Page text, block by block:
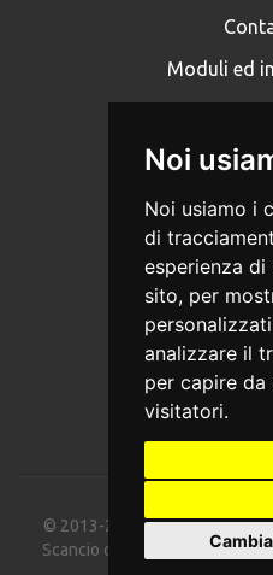
Noi
Noi usiamo i
di
esperienza
sito, per
analizzare il
per capire
visitatori.
Moduli ed
© 2013-2026 Associazione
Scancio di Segonzano, n. 69